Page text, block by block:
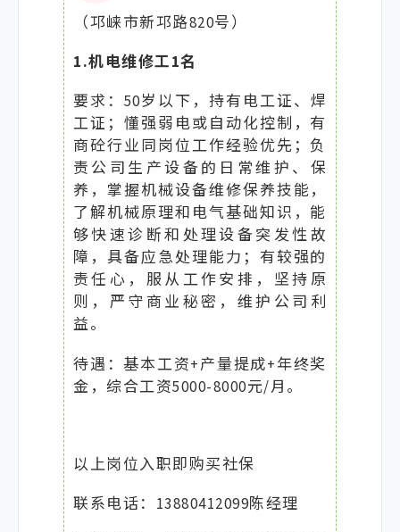
（邛崃市新邛路820号）
1.机电维修工1名
要求：50岁以下，持有电工证、焊
工证；懂强弱电或自动化控制，有
商砼行业同岗位工作经验优先；负
责公司生产设备的日常维护、保
养，掌握机械设备维修保养技能，
了解机械原理和电气基础知识，能
够快速诊断和处理设备突发性故
障，具备应急处理能力；有较强的
责任心，服从工作安排，坚持原
则，严守商业秘密，维护公司利
益。
待遇：基本工资+产量提成+年终奖
金，综合工资5000-8000元/月。
以上岗位入职即购买社保
联系电话：13880412099陈经理